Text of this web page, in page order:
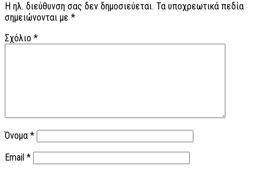
Η ηλ. διεύθυνση σας δεν δημοσιεύεται. Τα υποχρεωτικά πεδία
σημειώνονται με *
Σχόλιο *
Όνομα *
Email *